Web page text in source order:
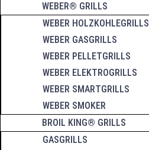
WEBER® GRILLS
WEBER HOLZKOHLEGRILLS
WEBER GASGRILLS
WEBER PELLETGRILLS
WEBER ELEKTROGRILLS
WEBER SMARTGRILLS
WEBER SMOKER
BROIL KING® GRILLS
GASGRILLS